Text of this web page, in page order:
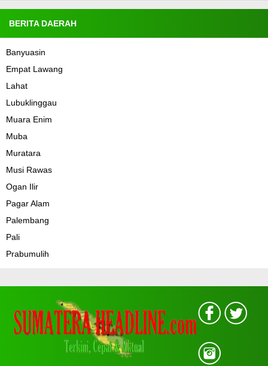
BERITA DAERAH
Banyuasin
Empat Lawang
Lahat
Lubuklinggau
Muara Enim
Muba
Muratara
Musi Rawas
Ogan Ilir
Pagar Alam
Palembang
Pali
Prabumulih